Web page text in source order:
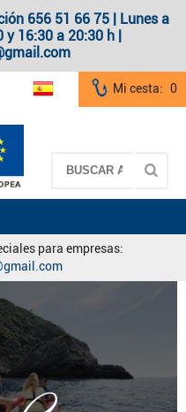
656 51 66 75 | Lunes a
y 16:30 a 20:30 h |
Mi cesta: 0
para empresas: